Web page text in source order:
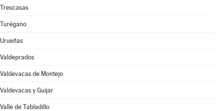
Trescasas
Turégano
Urueñas
Valdeprados
Valdevacas de Montejo
Valdevacas y Guijar
Valle de Tabladillo